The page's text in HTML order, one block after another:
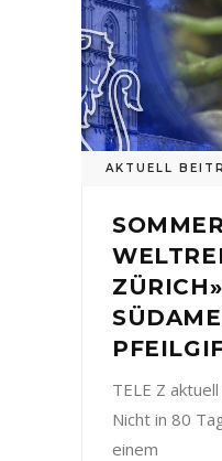
AKTUELL
TELE Z
Nicht in 80
einem